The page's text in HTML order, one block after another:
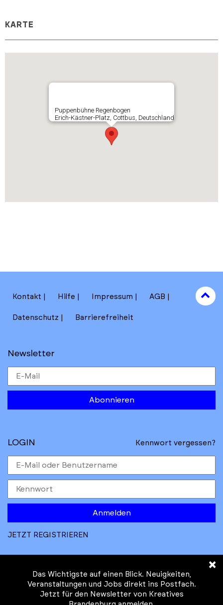
KARTE
Puppenbühne Regenbogen
Erich-Kästner-Platz, Cottbus, Deutschland
Kontakt Hilfe Impressum AGB
Datenschutz Barrierefreiheit
Newsletter
Abonnieren
to
top
LOGIN Kennwort vergessen?
Anmelden
JETZT REGISTRIEREN
© Kreatives Brandenburg im Auftrag des
×
Das Wichtigste auf einen Blick. Neuigkeiten,
Veranstaltungen und Jobs direkt ins Postfach.
Jetzt für den Newsletter von Kreatives